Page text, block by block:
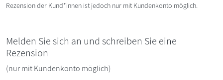
Rezension der Kund*innen ist jedoch nur mit Kundenkonto möglich.
Melden Sie sich an und schreiben Sie eine
Rezension
(nur mit Kundenkonto möglich)